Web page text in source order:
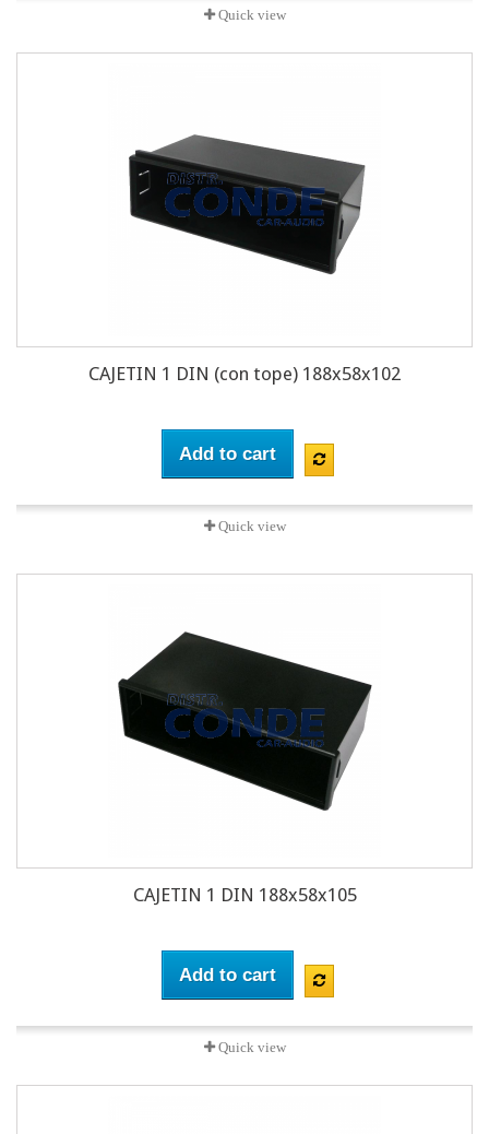
Quick view
CAJETIN 1 DIN (con tope) 188x58x102
Add to cart
Quick view
CAJETIN 1 DIN 188x58x105
Add to cart
Quick view